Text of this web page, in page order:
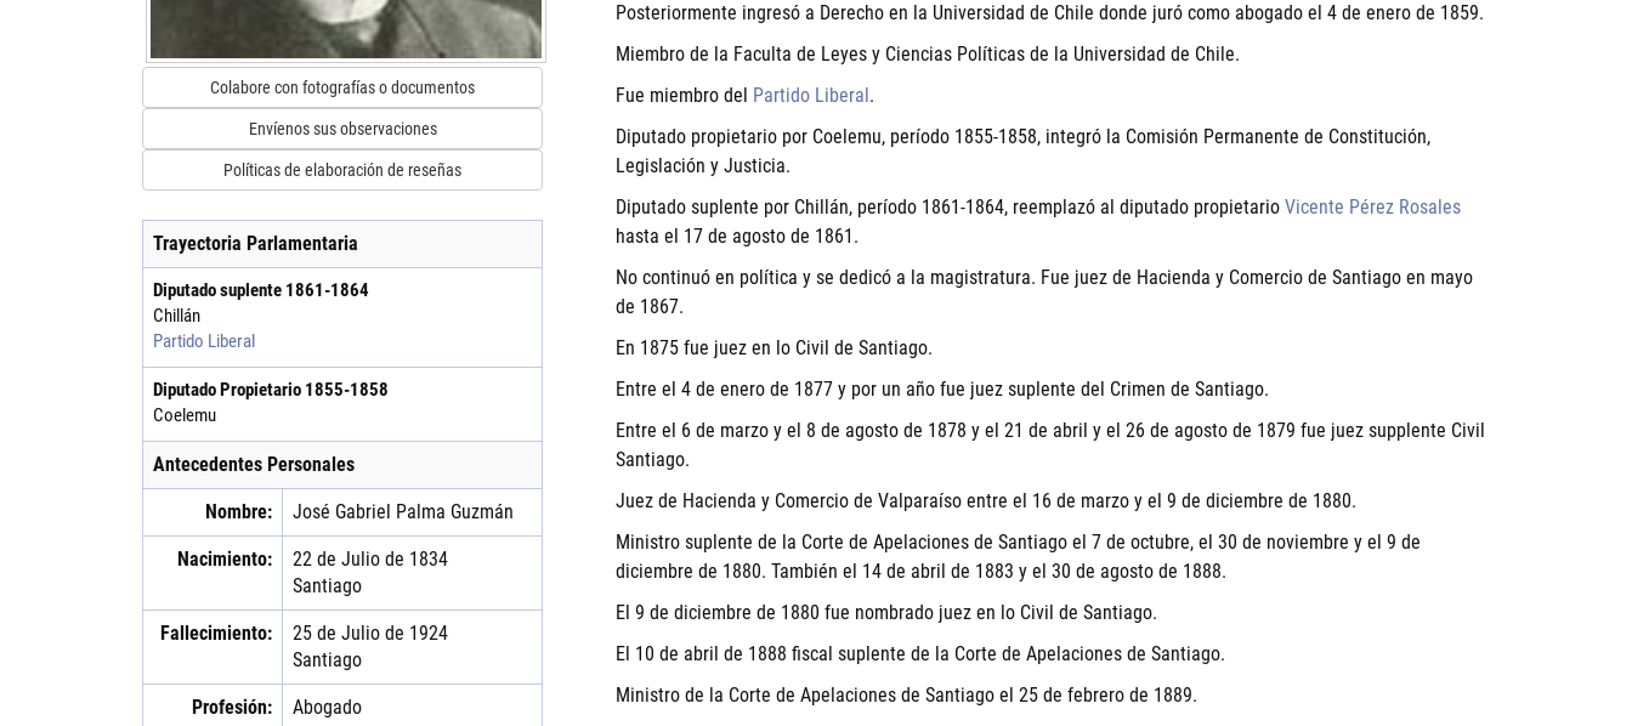
Colabore con fotografías o documentos
Envíenos sus observaciones
Políticas de elaboración de reseñas
Trayectoria Parlamentaria
Diputado suplente 1861-1864
Chillán
Partido Liberal
Diputado Propietario 1855-1858
Coelemu
Antecedentes Personales
Nombre: José Gabriel Palma Guzmán
Nacimiento:
22 de Julio de 1834
Santiago
Fallecimiento:
25 de Julio de 1924
Santiago
Profesión: Abogado
Posteriormente ingresó a Derecho en la Universidad de Chile donde juró como abogado el 4 de enero de 1859.
Miembro de la Faculta de Leyes y Ciencias Políticas de la Universidad de Chile.
Fue miembro del Partido Liberal.
Diputado propietario por Coelemu, período 1855-1858, integró la Comisión Permanente de Constitución,
Legislación y Justicia.
Diputado suplente por Chillán, período 1861-1864, reemplazó al diputado propietario Vicente Pérez Rosales
hasta el 17 de agosto de 1861.
No continuó en política y se dedicó a la magistratura. Fue juez de Hacienda y Comercio de Santiago en mayo
de 1867.
En 1875 fue juez en lo Civil de Santiago.
Entre el 4 de enero de 1877 y por un año fue juez suplente del Crimen de Santiago.
Entre el 6 de marzo y el 8 de agosto de 1878 y el 21 de abril y el 26 de agosto de 1879 fue juez supplente Civil
Santiago.
Juez de Hacienda y Comercio de Valparaíso entre el 16 de marzo y el 9 de diciembre de 1880.
Ministro suplente de la Corte de Apelaciones de Santiago el 7 de octubre, el 30 de noviembre y el 9 de
diciembre de 1880. También el 14 de abril de 1883 y el 30 de agosto de 1888.
El 9 de diciembre de 1880 fue nombrado juez en lo Civil de Santiago.
El 10 de abril de 1888 fiscal suplente de la Corte de Apelaciones de Santiago.
Ministro de la Corte de Apelaciones de Santiago el 25 de febrero de 1889.